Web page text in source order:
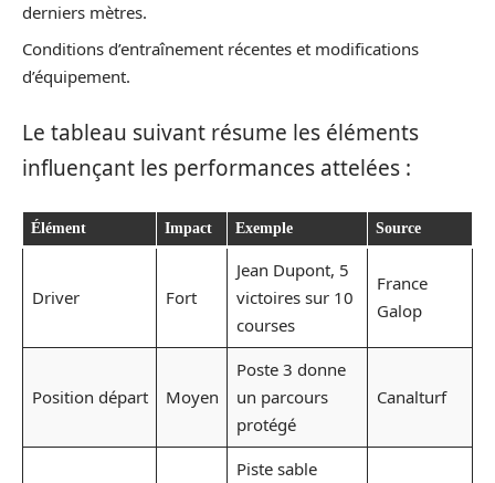
derniers mètres.
Conditions d’entraînement récentes et modifications
d’équipement.
Le tableau suivant résume les éléments
influençant les performances attelées :
Élément Impact Exemple Source
Driver Fort
Jean Dupont, 5
victoires sur 10
courses
France
Galop
Position départ Moyen
Poste 3 donne
un parcours
protégé
Canalturf
Piste sable